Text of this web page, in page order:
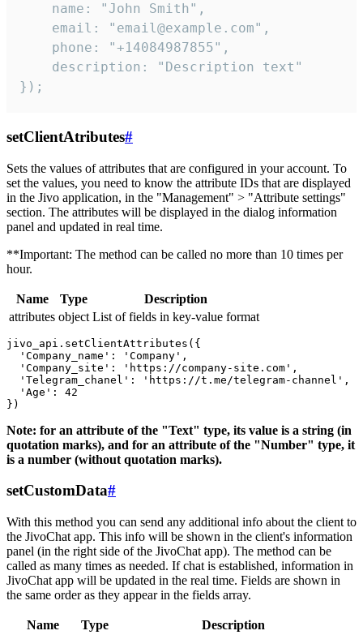
    name: "John Smith",
    email: "email@example.com",
    phone: "+14084987855",
    description: "Description text"
});
setClientAtributes#
Sets the values ​​of attributes that are configured in your account. To
set the values, you need to know the attribute IDs that are displayed
in the Jivo application, in the "Management" > "Attribute settings"
section. The attributes will be displayed in the dialog information
panel and updated in real time.
**Important: The method can be called no more than 10 times per
hour.
Name Type
Description
attributes object List of fields in key-value format
jivo_api.setClientAttributes({
  'Company_name': 'Company',
  'Company_site': 'https://company-site.com',
  'Telegram_chanel': 'https://t.me/telegram-channel',
  'Age': 42
Note: for an attribute of the "Text" type, its value is a string (in
quotation marks), and for an attribute of the "Number" type, it
is a number (without quotation marks).
setCustomData#
With this method you can send any additional info about the client to
the JivoChat app. This info will be shown in the client's information
panel (in the right side of the JivoChat app). The method can be
called as many times as needed. If chat is established, information in
JivoChat app will be updated in the real time. Fields are shown in
the same order as they appear in the fields array.
Name Type
Description